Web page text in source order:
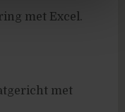
met Excel.
met